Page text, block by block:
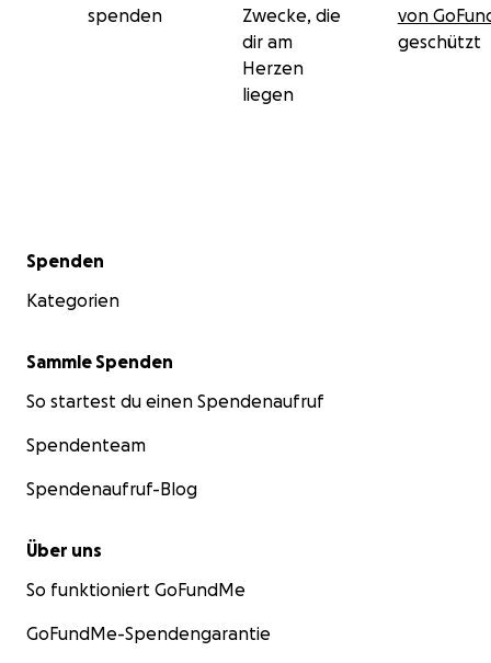
spenden
Zwecke, die
dir am
Herzen
liegen
von
geschützt
Sekundärmenü
Spenden
Kategorien
Sammle Spenden
So startest du einen Spendenaufruf
Spendenteam
Spendenaufruf-Blog
Über uns
So funktioniert GoFundMe
GoFundMe-Spendengarantie